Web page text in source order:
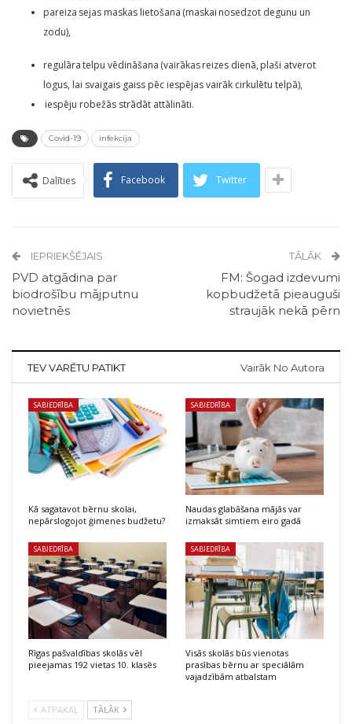
pareiza sejas maskas lietošana (maskai nosedzot degunu un
zodu),
regulāra telpu vēdināšana (vairākas reizes dienā, plaši atverot
logus, lai svaigais gaiss pēc iespējas vairāk cirkulētu telpā),
iespēju robežās strādāt attālināti.
Covid-19 infekcija
Dalīties Facebook Twitter
IEPRIEKŠĒJAIS
PVD atgādina par
biodrošību mājputnu
novietnēs
TĀLĀK
FM: Šogad izdevumi
kopbudžetā pieauguši
straujāk nekā pērn
TEV VARĒTU PATIKT Vairāk No Autora
SABIEDRĪBA
Kā sagatavot bērnu skolai,
nepārslogojot ģimenes budžetu?
SABIEDRĪBA
Naudas glabāšana mājās var
izmaksāt simtiem eiro gadā
SABIEDRĪBA
Rīgas pašvaldības skolās vēl
pieejamas 192 vietas 10. klasēs
SABIEDRĪBA
Visās skolās būs vienotas
prasības bērnu ar speciālām
vajadzībām atbalstam
ATPAKAĻ TĀLĀK